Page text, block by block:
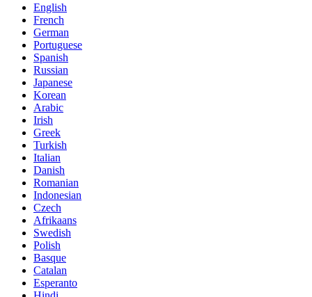
English
French
German
Portuguese
Spanish
Russian
Japanese
Korean
Arabic
Irish
Greek
Turkish
Italian
Danish
Romanian
Indonesian
Czech
Afrikaans
Swedish
Polish
Basque
Catalan
Esperanto